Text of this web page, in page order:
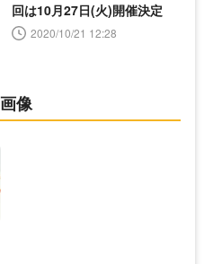
回は10月27日(火)開催決定
2020/10/21 12:28
像